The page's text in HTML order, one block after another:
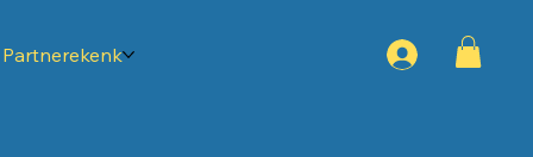
Partnerekenk